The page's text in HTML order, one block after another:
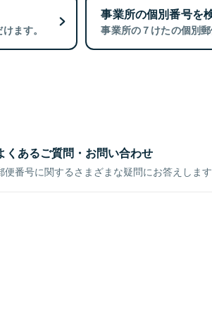
ます。
事業所の個別番号を
事業所の７けたの個別
くあるご質問・お問い合わせ
便番号に関するさまざまな疑問にお答えします